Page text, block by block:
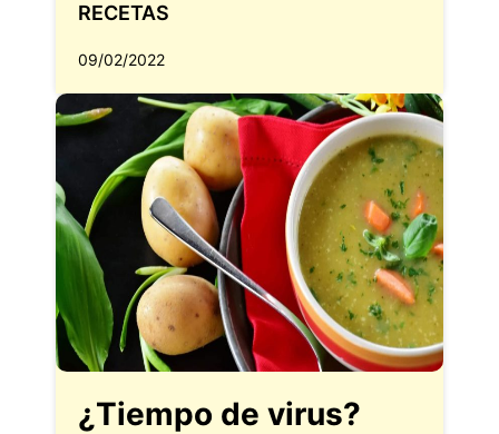
RECETAS
09/02/2022
¿Tiempo de virus?